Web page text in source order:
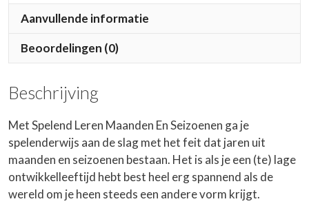
Aanvullende informatie
Beoordelingen (0)
Beschrijving
Met Spelend Leren Maanden En Seizoenen ga je
spelenderwijs aan de slag met het feit dat jaren uit
maanden en seizoenen bestaan. Het is als je een (te) lage
ontwikkelleeftijd hebt best heel erg spannend als de
wereld om je heen steeds een andere vorm krijgt.